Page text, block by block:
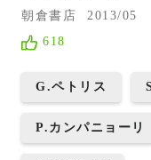
朝倉書店
2013/05
618
G.ペトリス
P.カンパニョーリ